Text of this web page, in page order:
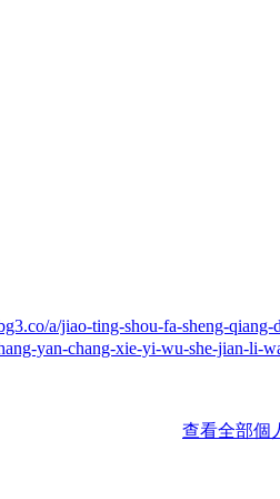
a/jiao-ting-shou-fa-sheng-qiang-
yan-chang-xie-yi-wu-she-jian-li-
查看全部個